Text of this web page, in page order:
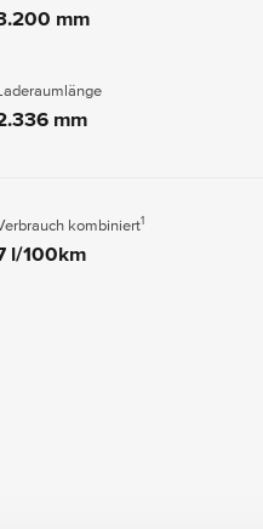
mm
mm
kombiniert1
l/100km